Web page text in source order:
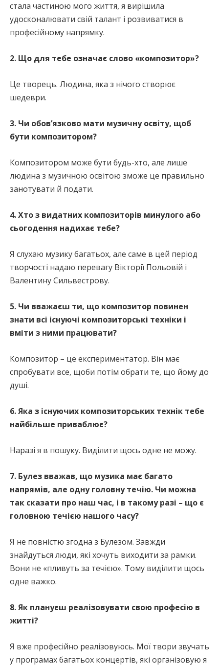
стала частиною мого життя, я вирішила
удосконалювати свій талант і розвиватися в
професійному напрямку.
2. Що для тебе означає слово «композитор»?
Це творець. Людина, яка з нічого створює
шедеври.
3. Чи обов’язково мати музичну освіту, щоб
бути композитором?
Композитором може бути будь-хто, але лише
людина з музичною освітою зможе це правильно
занотувати й подати.
4. Хто з видатних композиторів минулого або
сьогодення надихає тебе?
Я слухаю музику багатьох, але саме в цей період
творчості надаю перевагу Вікторії Польовій і
Валентину Сильвестрову.
5. Чи вважаєш ти, що композитор повинен
знати всі існуючі композиторські техніки і
вміти з ними працювати?
Композитор – це експериментатор. Він має
спробувати все, щоби потім обрати те, що йому до
душі.
6. Яка з існуючих композиторських технік тебе
найбільше приваблює?
Наразі я в пошуку. Виділити щось одне не можу.
7. Булез вважав, що музика має багато
напрямів, але одну головну течію. Чи можна
так сказати про наш час, і в такому разі – що є
головною течією нашого часу?
Я не повністю згодна з Булезом. Завжди
знайдуться люди, які хочуть виходити за рамки.
Вони не «пливуть за течією». Тому виділити щось
одне важко.
8. Як плануєш реалізовувати свою професію в
житті?
Я вже професійно реалізовуюсь. Мої твори звучать
у програмах багатьох концертів, які організовую я